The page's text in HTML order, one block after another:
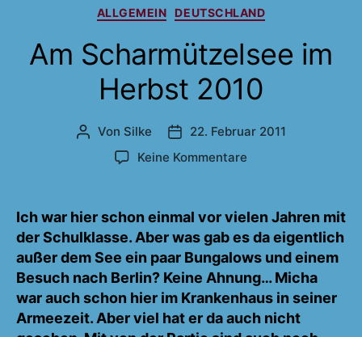
und
Kategorien
ALLGEMEIN DEUTSCHLAND
Am Scharmützelsee im
Herbst 2010
Beitragsautor
Von Silke Veröffentlichungsdatum
22. Februar 2011
Keine Kommentare
im
Herbst
2010
Ich war hier schon einmal vor vielen Jahren mit
der Schulklasse. Aber was gab es da eigentlich
außer dem See ein paar Bungalows und einem
Besuch nach Berlin? Keine Ahnung… Micha
war auch schon hier im Krankenhaus in seiner
Armeezeit. Aber viel hat er da auch nicht